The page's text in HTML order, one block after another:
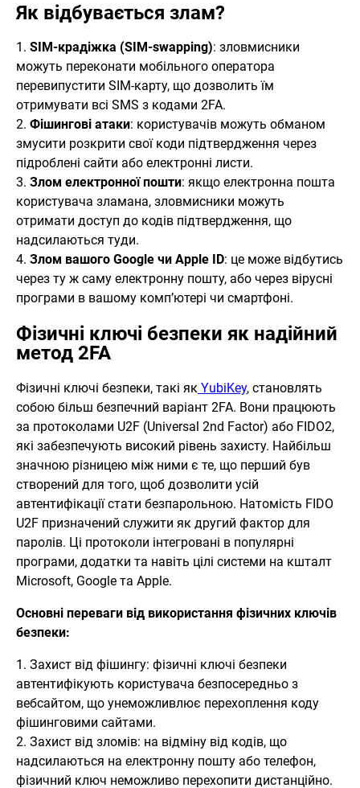
Як відбувається злам?
1. SIM-крадіжка (SIM-swapping): зловмисники
можуть переконати мобільного оператора
перевипустити SIM-карту, що дозволить їм
отримувати всі SMS з кодами 2FA.
2. Фішингові атаки: користувачів можуть обманом
змусити розкрити свої коди підтвердження через
підроблені сайти або електронні листи.
3. Злом електронної пошти: якщо електронна пошта
користувача зламана, зловмисники можуть
отримати доступ до кодів підтвердження, що
надсилаються туди.
4. Злом вашого Google чи Apple ID: це може відбутись
через ту ж саму електронну пошту, або через вірусні
програми в вашому комп’ютері чи смартфоні.
Фізичні ключі безпеки як надійний
метод 2FA
Фізичні ключі безпеки, такі як YubiKey, становлять
собою більш безпечний варіант 2FA. Вони працюють
за протоколами U2F (Universal 2nd Factor) або FIDO2,
які забезпечують високий рівень захисту. Найбільш
значною різницею між ними є те, що перший був
створений для того, щоб дозволити усій
автентифікації стати безпарольною. Натомість FIDO
U2F призначений служити як другий фактор для
паролів. Ці протоколи інтегровані в популярні
програми, додатки та навіть цілі системи на кшталт
Microsoft, Google та Apple.
Основні переваги від використання фізичних ключів
безпеки:
1. Захист від фішингу: фізичні ключі безпеки
автентифікують користувача безпосередньо з
вебсайтом, що унеможливлює перехоплення коду
фішинговими сайтами.
2. Захист від зломів: на відміну від кодів, що
надсилаються на електронну пошту або телефон,
фізичний ключ неможливо перехопити дистанційно.